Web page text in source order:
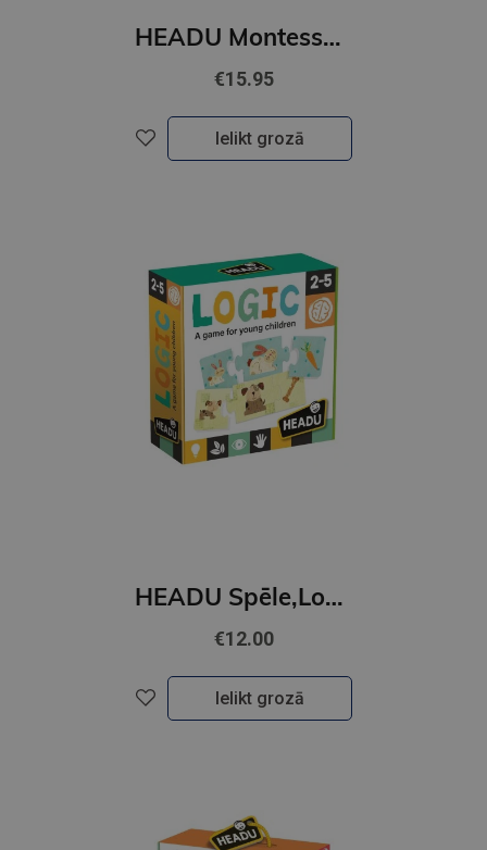
HEADU Montessori zibkartītes mazuļiem (latviešu val.)
€15.95
Ielikt grozā
HEADU Spēle,Loģika
€12.00
Ielikt grozā